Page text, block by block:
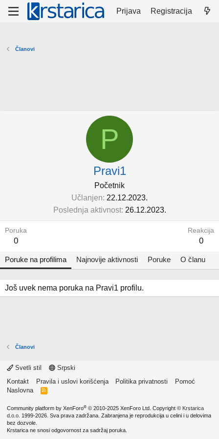
Prijava Registracija
Članovi
P
Pravi1
Početnik
Učlanjen 22.12.2023.
Poslednja aktivnost 26.12.2023.
Poruka
0
Reakcija
0
Poruke na profilima Najnovije aktivnosti Poruke O članu
Još uvek nema poruka na Pravi1 profilu.
Članovi
Svetli stil
Srpski
Kontakt
Pravila i uslovi korišćenja Politika privatnosti
Pomoć
Naslovna
R
Community platform by XenForo® © 2010-2025 XenForo Ltd. Copyright © Krstarica
d.o.o. 1999-2026. Sva prava zadržana. Zabranjena je reprodukcija u celini i u delovima
bez dozvole.
Krstarica ne snosi odgovornost za sadržaj poruka.